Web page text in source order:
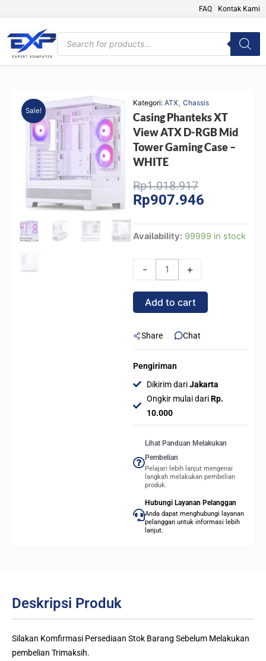
content
FAQ Kontak Kami
Products
search
Sale!
Kategori: ATX, Chassis
Casing Phanteks XT
View ATX D-RGB Mid
Tower Gaming Case –
WHITE
Rp1.018.917Original
price
Rp907.946
Availability: 99999 in stock
-
Casing
View
ATX
Mid
Gaming
Case
WHITE
+
Add to cart
Share Chat
Pengiriman
Dikirim dariJakarta
Ongkir mulai dariRp.
10.000
Lihat Panduan Melakukan
Pembelian
Pelajari lebih lanjut mengenai
langkah melakukan pembelian
produk.
Hubungi Layanan Pelanggan
Anda dapat menghubungi layanan
pelanggan untuk informasi lebih
lanjut.
Deskripsi Produk
Silakan Komfirmasi Persediaan Stok Barang Sebelum Melakukan
pembelian Trimaksih.